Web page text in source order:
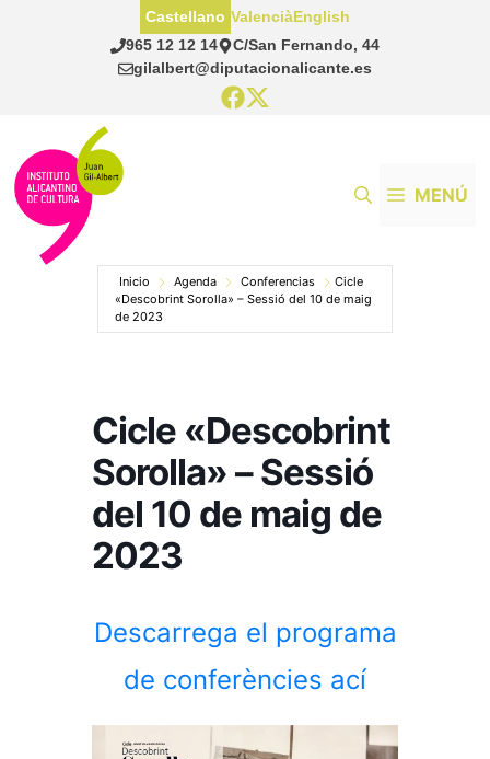
965 12 12 14
C/San Fernando, 44
gilalbert@diputacionalicante.es
Castellano ValenciàEnglish
MENÚ
Inicio Agenda Conferencias
Cicle
«Descobrint Sorolla» – Sessió del 10 de maig
de 2023
Cicle «Descobrint
Sorolla» – Sessió
del 10 de maig de
2023
Descarrega el programa
de conferències ací